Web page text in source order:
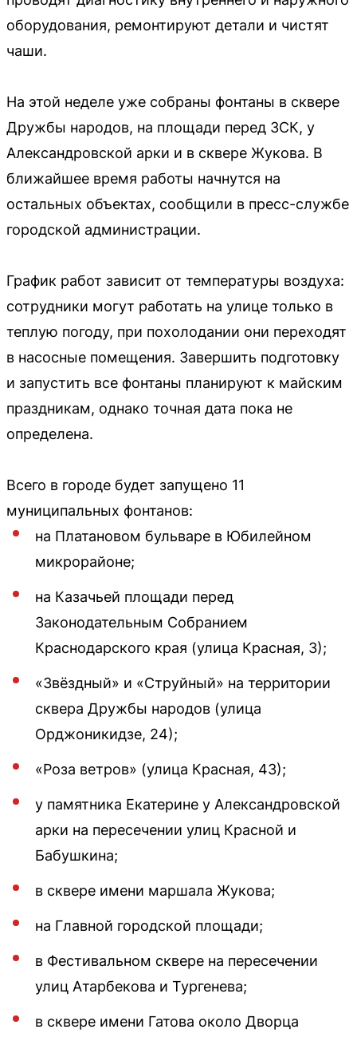
оборудования, ремонтируют детали и чистят
чаши.
На этой неделе уже собраны фонтаны в сквере
Дружбы народов, на площади перед ЗСК, у
Александровской арки и в сквере Жукова. В
ближайшее время работы начнутся на
остальных объектах, сообщили в пресс-службе
городской администрации.
График работ зависит от температуры воздуха:
сотрудники могут работать на улице только в
теплую погоду, при похолодании они переходят
в насосные помещения. Завершить подготовку
и запустить все фонтаны планируют к майским
праздникам, однако точная дата пока не
определена.
Всего в городе будет запущено 11
муниципальных фонтанов:
на Платановом бульваре в Юбилейном
микрорайоне;
на Казачьей площади перед
Законодательным Собранием
Краснодарского края (улица Красная, 3);
«Звёздный» и «Струйный» на территории
сквера Дружбы народов (улица
Орджоникидзе, 24);
«Роза ветров» (улица Красная, 43);
у памятника Екатерине у Александровской
арки на пересечении улиц Красной и
Бабушкина;
в сквере имени маршала Жукова;
на Главной городской площади;
в Фестивальном сквере на пересечении
улиц Атарбекова и Тургенева;
в сквере имени Гатова около Дворца